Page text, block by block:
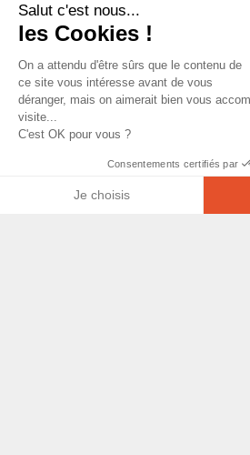
Salut c'est nous...
les Cookies !
On a attendu d'être sûrs que le contenu de
ce site vous intéresse avant de vous
déranger, mais on aimerait bien vous
visite...
C'est OK pour vous ?
Consentements certifiés par
Je choisis